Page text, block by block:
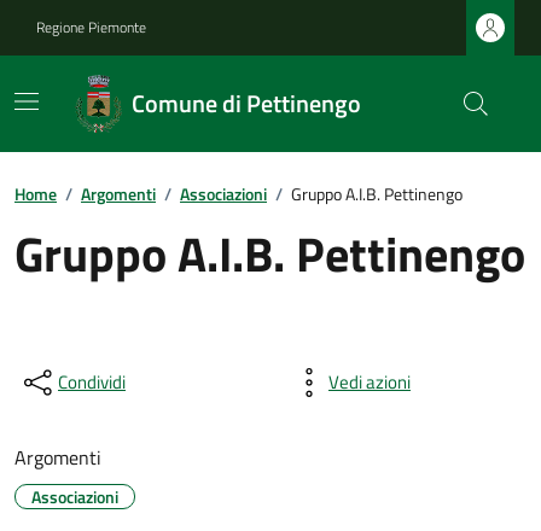
Regione Piemonte
Comune di Pettinengo
Home / Argomenti / Associazioni / Gruppo A.I.B. Pettinengo
Gruppo A.I.B. Pettinengo
Condividi Vedi azioni
Argomenti
Associazioni